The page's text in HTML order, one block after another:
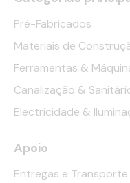
Pré-Fabricados
Materiais de
Ferramentas &
Canalização &
Electricidade &
Apoio
Entregas e Transporte